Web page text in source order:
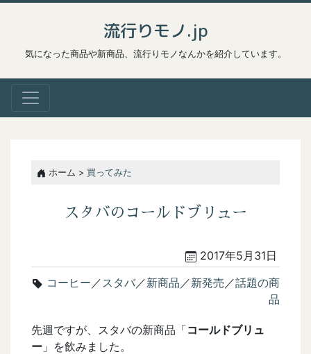
流行りモノ.jp
気になった商品や新商品、流行りモノなんかを紹介しています。
ホーム > 買ってみた
スタバのコールドブリュー
2017年5月31日
コーヒー ／スタバ／新商品 ／新発売 ／話題の商
品
先週ですが、スタバの新商品「コールドブリュ
ー 」を飲みました。